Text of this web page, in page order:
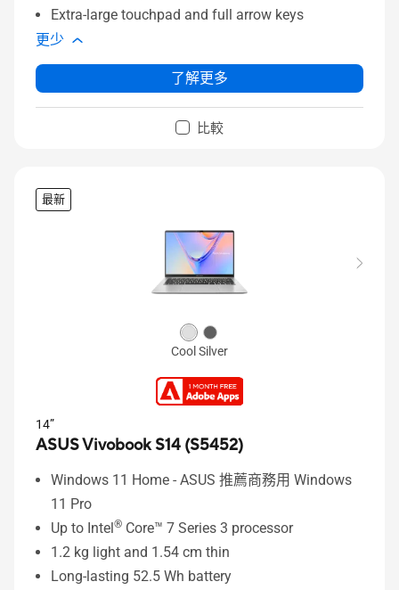
Extra-large touchpad and full arrow keys
更少
了解更多
比較
最新
Cool Silver
14”
ASUS Vivobook S14 (S5452)
Windows 11 Home - ASUS 推薦商務用 Windows
11 Pro
Up to Intel® Core™ 7 Series 3 processor
1.2 kg light and 1.54 cm thin
Long-lasting 52.5 Wh battery